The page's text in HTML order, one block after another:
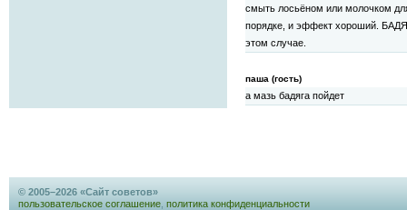
смыть лосьёном или молочком
порядке, и эффект хороший.
этом случае.
паша (гость)
а мазь бадяга пойдет
© 2005–2026 «Сайт советов»
пользовательское соглашение политика конфиденциальности